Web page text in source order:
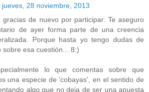
jueves, 28 noviembre, 2013
gracias de nuevo por participar. Te aseguro
de ayer forma parte de una creencia
Porque hasta yo tengo dudas de
sobre esa cuestión... 8:)
lo que comentas sobre que
una especie de 'cobayas', en el sentido de
algo que no deja de ser una apuesta